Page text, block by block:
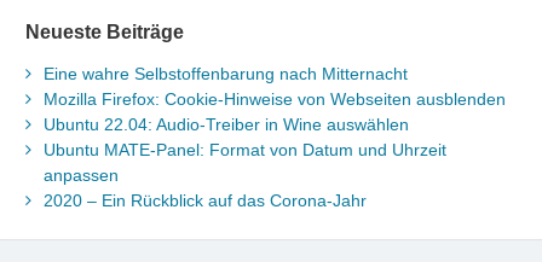
Neueste Beiträge
Eine wahre Selbstoffenbarung nach Mitternacht
Mozilla Firefox: Cookie-Hinweise von Webseiten ausblenden
Ubuntu 22.04: Audio-Treiber in Wine auswählen
Ubuntu MATE-Panel: Format von Datum und Uhrzeit
anpassen
2020 – Ein Rückblick auf das Corona-Jahr